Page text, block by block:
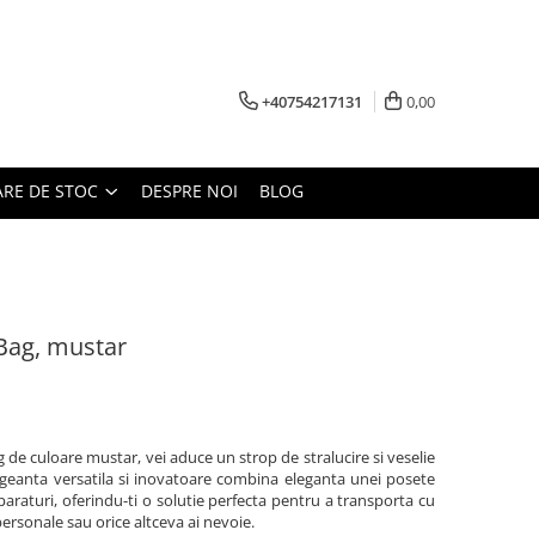
+40754217131 0,00
DE STOC DESPRE NOI BLOG
mustar
culoare mustar, vei aduce un strop de stralucire si veselie
versatila si inovatoare combina eleganta unei posete
oferindu-ti o solutie perfecta pentru a transporta cu
sau orice altceva ai nevoie.